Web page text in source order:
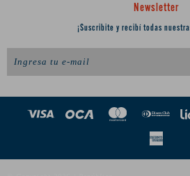
Newsletter
¡Suscribite y recibí todas